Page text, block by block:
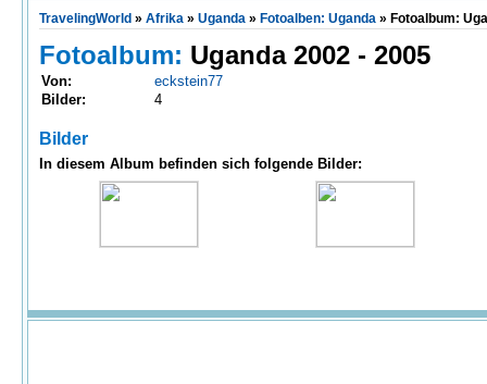
TravelingWorld » Afrika » Uganda » Fotoalben: Uganda » Fotoalbum:
Fotoalbum: Uganda 2002 - 2005
Von:
eckstein77
Bilder:
4
Bilder
In diesem Album befinden sich folgende Bilder: